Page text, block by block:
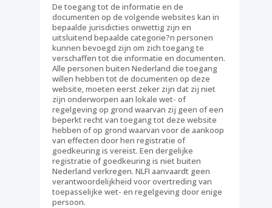
De toegang tot de informatie en de
documenten op de volgende websites kan in
bepaalde jurisdicties onwettig zijn en
uitsluitend bepaalde categorie?n personen
kunnen bevoegd zijn om zich toegang te
verschaffen tot die informatie en documenten.
Alle personen buiten Nederland die toegang
willen hebben tot de documenten op deze
website, moeten eerst zeker zijn dat zij niet
zijn onderworpen aan lokale wet- of
regelgeving op grond waarvan zij geen of een
beperkt recht van toegang tot deze website
hebben of op grond waarvan voor de aankoop
van effecten door hen registratie of
goedkeuring is vereist. Een dergelijke
registratie of goedkeuring is niet buiten
Nederland verkregen. NLFI aanvaardt geen
verantwoordelijkheid voor overtreding van
toepasselijke wet- en regelgeving door enige
persoon.